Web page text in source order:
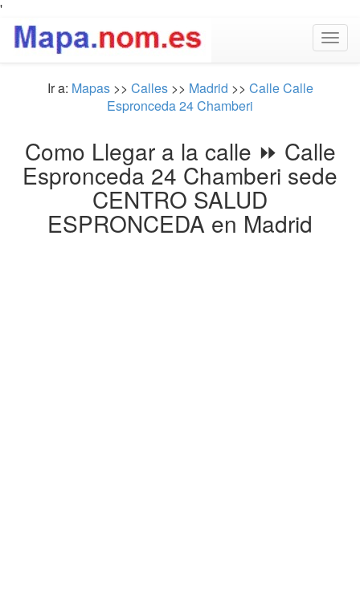
'
Ir a: Mapas >> Calles >> Madrid >> Calle Calle
Espronceda 24 Chamberi
Como Llegar a la calle ⏩ Calle
Espronceda 24 Chamberi sede
CENTRO SALUD
ESPRONCEDA en Madrid